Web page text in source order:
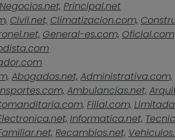
Negocios.net, Principal.net
Civil.net, Climatizacion.com,
General-es.com, Oficial.com
Abogados.net, Administrativa.com,
Ambulancias.net,
Filial.com,
Informatica.net,
Recambios.net,